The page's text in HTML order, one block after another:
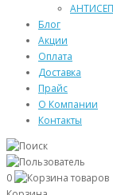
Блог
Акции
Оплата
Доставка
Прайс
О Компании
Контакты
0